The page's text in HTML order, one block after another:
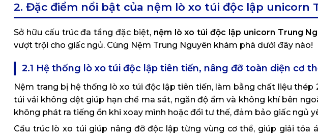
2. Đặc điểm nổi bật của nệm lò xo túi độc lập unicorn
Sở hữu cấu trúc đa tầng đặc biệt, nệm lò xo túi độc lập unicorn Trung
vượt trội cho giấc ngủ. Cùng Nệm Trung Nguyên khám phá dưới đây nào!
2.1 Hệ thống lò xo túi độc lập tiên tiến, nâng đỡ toàn diện cơ
Nệm trang bị hệ thống lò xo túi độc lập tiên tiến, làm bằng chất liệu
túi vải không dệt giúp hạn chế ma sát, ngăn độ ẩm và không khí bên
không phát ra tiếng ồn khi xoay mình hoặc đổi tư thế, đảm bảo giấc ngủ
Cấu trúc lò xo túi giúp nâng đỡ độc lập từng vùng cơ thể, giúp giải